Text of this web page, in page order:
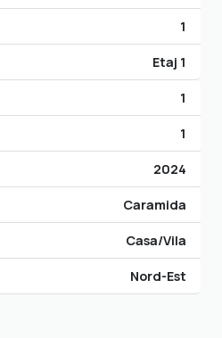
1
Etaj 1
1
1
2024
Caramida
Casa/Vila
Nord-Est